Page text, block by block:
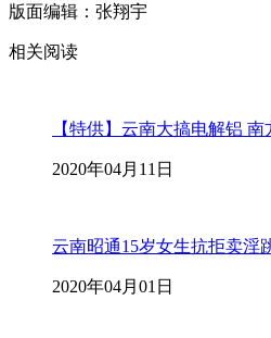
版面编辑：张翔宇
相关阅读
【特供】云南大搞电解铝
2020年04月11日
云南昭通15岁女生抗拒卖淫
2020年04月01日